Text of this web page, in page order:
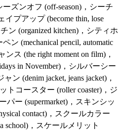
ーズンオフ (off-season)，シーチ
イプアップ (become thin, lose
ン (organized kitchen)，シティホ
ン (mechanical pencil, automatic
ス (the right moment on film)，
in November)，シルバーシー
ン (denim jacket, jeans jacket)，
トコースター (roller coaster)，ジ
パー (supermarket)，スキンシッ
contact)，スクールカラー
school)，スケールメリット